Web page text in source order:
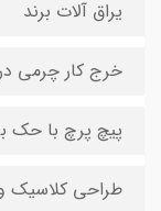
یراق آلات برند
خرج کار چرمی
پیچ پرچ با حک
طراحی کلاسیک